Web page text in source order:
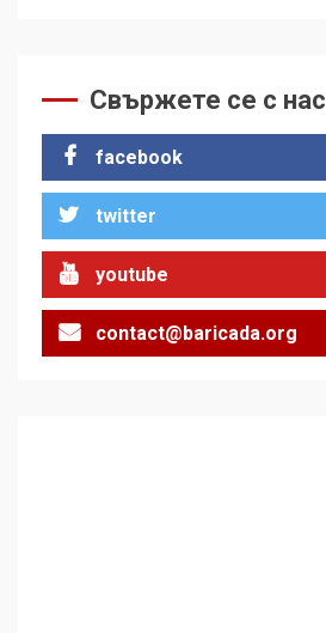
Свържете се с нас
facebook
twitter
youtube
contact@baricada.org